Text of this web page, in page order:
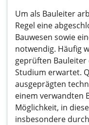
Um als Bauleiter
Regel eine
Bauwesen sowie
notwendig. Häufig
geprüften
Studium erwartet.
ausgeprägten
einem verwandten
Möglichkeit, in
insbesondere